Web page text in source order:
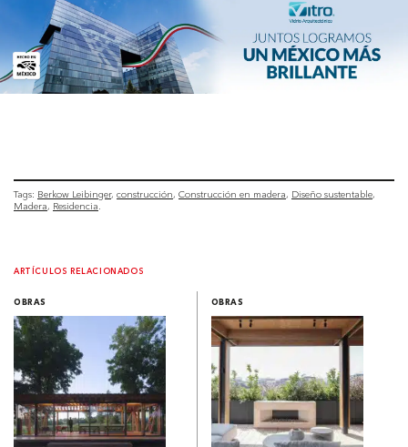
Tags: Berkow Leibinger construcción Construcción en madera
Diseño sustentable
Madera
Residencia
ARTÍCULOS RELACIONADOS
OBRAS OBRAS